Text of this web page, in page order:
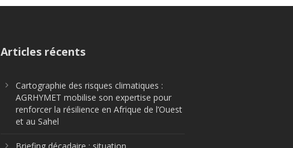
Articles récents
Cartographie des risques climatiques :
AGRHYMET mobilise son expertise pour
renforcer la résilience en Afrique de l’Ouest
et au Sahel